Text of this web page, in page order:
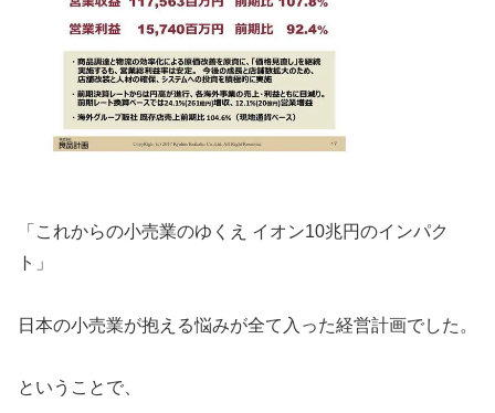
「これからの小売業のゆくえ イオン10兆円のインパク
ト」
日本の小売業が抱える悩みが全て入った経営計画でした。
ということで、